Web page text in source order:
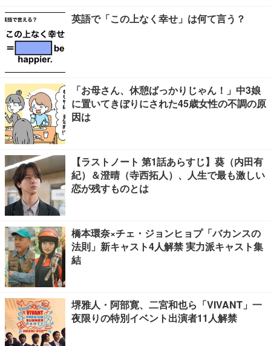
英語で「この上なく幸せ」は何て言う？
「お母さん、休憩ばっかりじゃん！」中3娘
に置いてきぼりにされた45歳女性の不調の原
因は
【ラストノート 第1話あらすじ】葵（内田有
紀）＆澄晴（寺西拓人）、人生で最も激しい
恋が残すものとは
橋本環奈×チェ・ジョンヒョプ「バカンスの
法則」新キャスト4人解禁 実力派キャスト集
結
堺雅人・阿部寛、二宮和也ら「VIVANT」一
夜限りの特別イベント出演者11人解禁